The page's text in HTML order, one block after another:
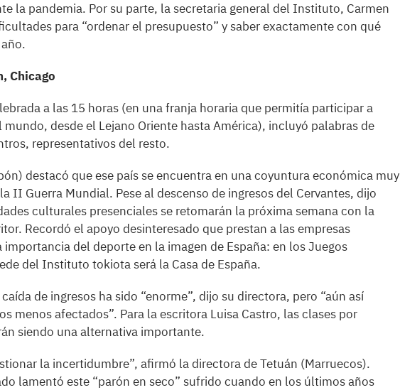
la pandemia. Por su parte, la secretaria general del Instituto, Carmen
para “ordenar el presupuesto” y saber exactamente con qué
Chicago
a las 15 horas (en una franja horaria que permitía participar a
desde el Lejano Oriente hasta América), incluyó palabras de
representativos del resto.
destacó que ese país se encuentra en una coyuntura económica muy
II Guerra Mundial. Pese al descenso de ingresos del Cervantes, dijo
culturales presenciales se retomarán la próxima semana con la
Recordó el apoyo desinteresado que prestan a las empresas
importancia del deporte en la imagen de España: en los Juegos
del Instituto tokiota será la Casa de España.
de ingresos ha sido “enorme”, dijo su directora, pero “aún así
menos afectados”. Para la escritora Luisa Castro, las clases por
siendo una alternativa importante.
la incertidumbre”, afirmó la directora de Tetuán (Marruecos).
lamentó este “parón en seco” sufrido cuando en los últimos años